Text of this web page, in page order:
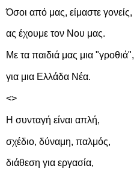
Όσοι από μας, είμαστε γονείς,
ας έχουμε τον Νου μας.
Με τα παιδιά μας μια "γροθιά",
για μια Ελλάδα Νέα.
<>
Η συνταγή είναι απλή,
σχέδιο, δύναμη, παλμός,
διάθεση για εργασία,